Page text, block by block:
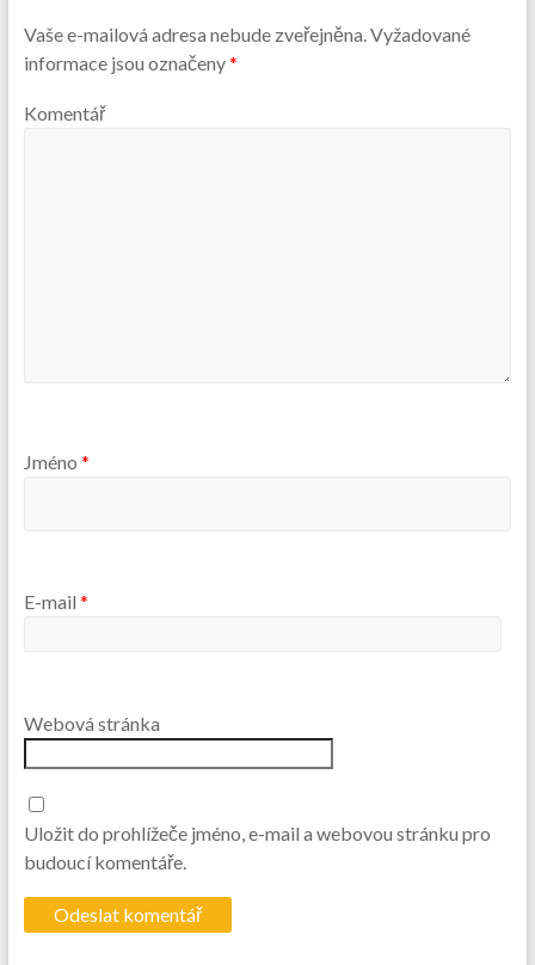
Vaše e-mailová adresa nebude zveřejněna.Vyžadované
informace jsou označeny*
Komentář
Jméno *
E-mail *
Webová stránka
Uložit do prohlížeče jméno, e-mail a webovou stránku pro
budoucí komentáře.